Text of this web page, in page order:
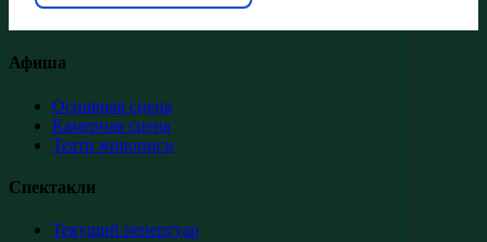
Афиша
Основная сцена
Камерная сцена
Театр живописи
Спектакли
Текущий репертуар